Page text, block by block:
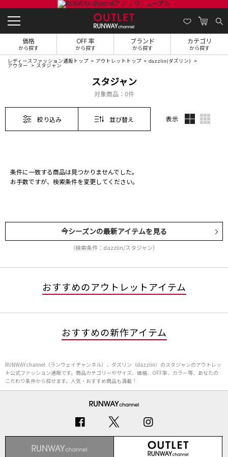
価格
から探す
OFF 率
から探す
ブランド
から探す
カテゴリ
から探す
レディースファッション通販トップ アウトレットトップ dazzlin(ダズリン)
アウター スタジャン
スタジャン
対象商品： 0件
絞り込み 並び替え 表示
条件に一致する商品は見つかりませんでした。
お手数ですが、検索条件を変更してください。
今シーズンの最新アイテムを見る
（検索条件：dazzlin/スタジャン）
おすすめのアウトレットアイテム
おすすめの新作アイテム
RUNWAY channel（ランウェイチャンネル）、ダズリン（dazzlin）のスタジャンのアウトレッ
ト公式ファッション通販です。商品カテゴリーやサイズ、価格、OFF率、カラー等、あなたの
こだわり条件から探せます。人気・おすすめ商品も満載！